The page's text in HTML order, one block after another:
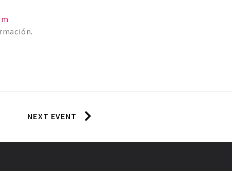
NEXT EVENT